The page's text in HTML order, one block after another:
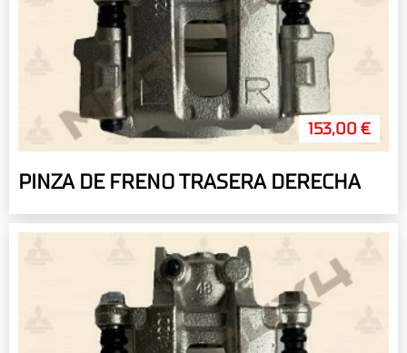
153,00 €
PINZA DE FRENO TRASERA DERECHA